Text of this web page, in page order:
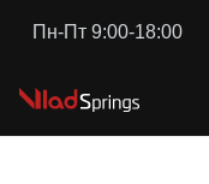
Пн-Пт 9:00-18:00